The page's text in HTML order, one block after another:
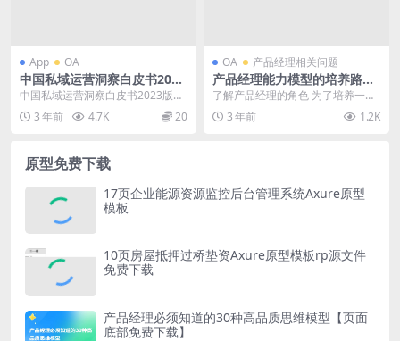
App OA
中国私域运营洞察白皮书2023
版PDF
中国私域运营洞察白皮书2023版：
洞悉未来趋势 私域流量运营已经成
为了中国电商行...
3 年前 4.7K 20
OA 产品经理相关问题
产品经理能力模型的培养路径
(产品经理能力模型的培养路
径)
了解产品经理的角色 为了培养一个
优秀的产品经理，首先需要了解产
品经理的角色。产品...
3 年前 1.2K
原型免费下载
17页企业能源资源监控后台管理系统Axure原型
模板
10页房屋抵押过桥垫资Axure原型模板rp源文件
免费下载
产品经理必须知道的30种高品质思维模型【页面
底部免费下载】